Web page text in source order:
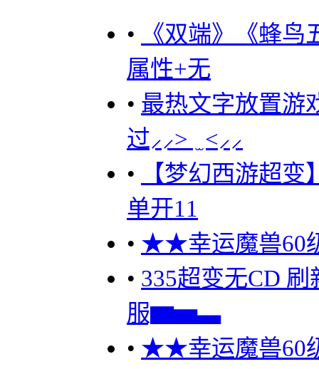
•
《双端》《蜂
属性+无
• 最热文字放置游
过⸝⸝> ̫ <⸝⸝
•
【梦幻西游超
单开11
• ★★幸运魔兽60
• 335超变无CD
服▆▅▃
• ★★幸运魔兽60